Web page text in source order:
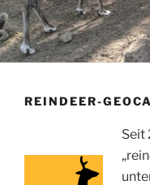
REINDEER-
Seit